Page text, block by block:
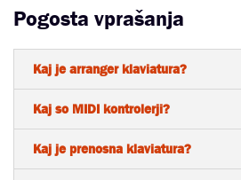
Pogosta vprašanja
Kaj je arranger klaviatura?
Kaj so MIDI kontrolerji?
Kaj je prenosna klaviatura?